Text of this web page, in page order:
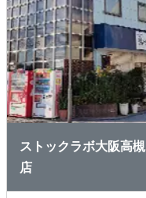
ストックラボ大阪高槻
店